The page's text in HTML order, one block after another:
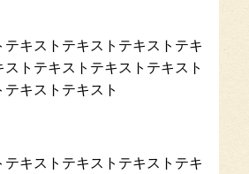
テキストテキストテキストテキ
ストテキストテキストテキスト
キストテキスト
テキストテキストテキストテキ